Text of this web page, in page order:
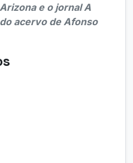
e o jornal A
acervo de Afonso